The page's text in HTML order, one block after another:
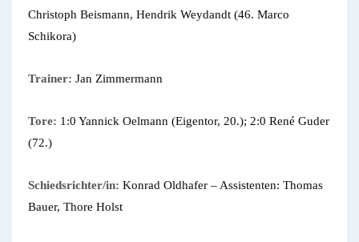
Christoph Beismann, Hendrik Weydandt (46. Marco
Schikora)
Trainer: Jan Zimmermann
Tore: 1:0 Yannick Oelmann (Eigentor, 20.); 2:0 René Guder
(72.)
Schiedsrichter/in: Konrad Oldhafer – Assistenten: Thomas
Bauer, Thore Holst